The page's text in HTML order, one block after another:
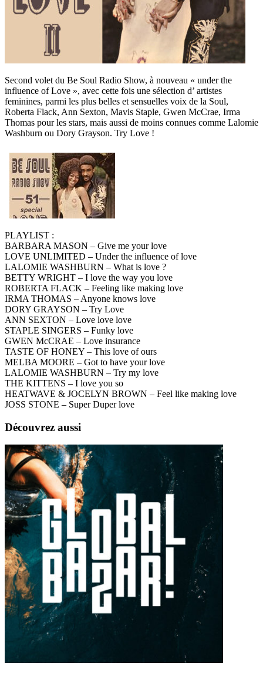
Second volet du Be Soul Radio Show, à nouveau « under the
influence of Love », avec cette fois une sélection d’ artistes
feminines, parmi les plus belles et sensuelles voix de la Soul,
Roberta Flack, Ann Sexton, Mavis Staple, Gwen McCrae, Irma
Thomas pour les stars, mais aussi de moins connues comme Lalomie
Washburn ou Dory Grayson. Try Love !
PLAYLIST :
BARBARA MASON – Give me your love
LOVE UNLIMITED – Under the influence of love
LALOMIE WASHBURN – What is love ?
BETTY WRIGHT – I love the way you love
ROBERTA FLACK – Feeling like making love
IRMA THOMAS – Anyone knows love
DORY GRAYSON – Try Love
ANN SEXTON – Love love love
STAPLE SINGERS – Funky love
GWEN McCRAE – Love insurance
TASTE OF HONEY – This love of ours
MELBA MOORE – Got to have your love
LALOMIE WASHBURN – Try my love
THE KITTENS – I love you so
HEATWAVE & JOCELYN BROWN – Feel like making love
JOSS STONE – Super Duper love
Découvrez aussi